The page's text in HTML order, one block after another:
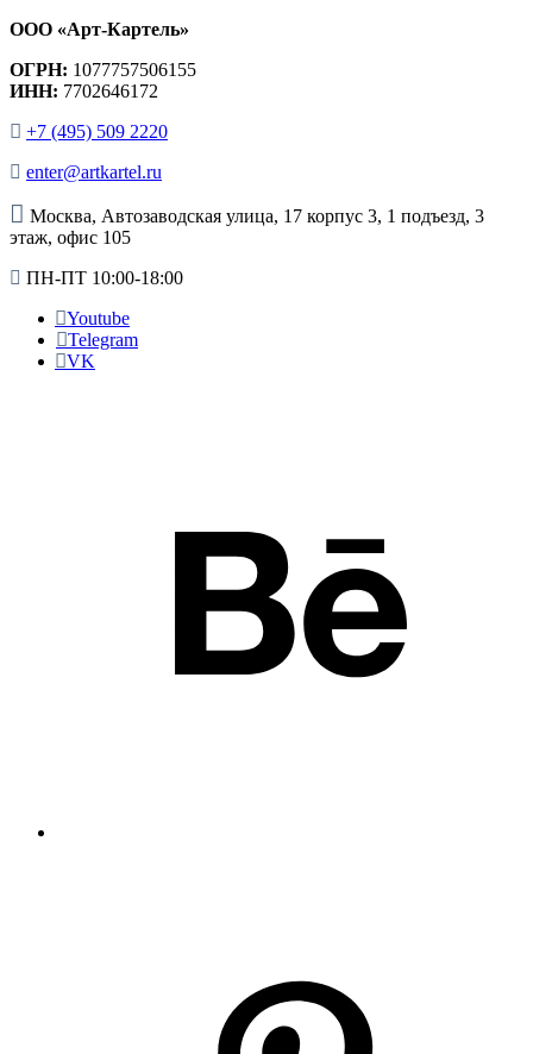
ООО «Арт-Картель»
ОГРН: 1077757506155
ИНН: 7702646172
+7 (495) 509 2220
enter@artkartel.ru
Москва, Автозаводская улица, 17 корпус 3, 1 подъезд, 3
этаж, офис 105
ПН-ПТ 10:00-18:00
Youtube
Telegram
VK